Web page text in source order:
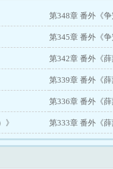
第348章 番外《争
第345章 番外《争
第342章 番外《
第339章 番外《
第336章 番外《
》 第333章 番外《